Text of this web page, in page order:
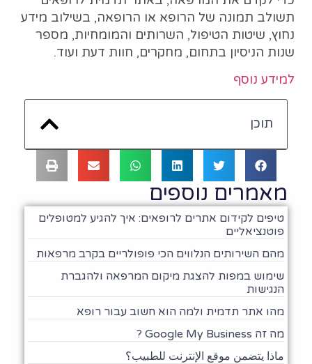
תשולב תמונה של הרופא או הרופאה, בשילוב מידע
נחוץ, שיטות הטיפול, השרותים והמומחיות, מספר
שנות הניסיון בתחום, מחקרים, חוות דעת ועוד.
למידע נוסף
תוכן
מאמרים נוספים
טיפים לקידום אתרים לרופאים: איך להגיע למטופלים
פוטנציאליים
מהם השירותים הנלווים הכי פופולריים בקרב מרפאות
שימוש במפות להצגת מיקום המרפאה ולהגברת
הנגישות
מהו אתר תדמית ולמה הוא חשוב עבור רופא
מה זה Google My Business ?
ماذا يتضمن موقع الإنترنت للطبيب؟